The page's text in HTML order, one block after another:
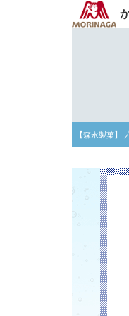
【森永製菓】